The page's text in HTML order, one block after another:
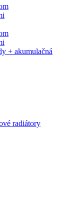
+ akumulačná
radiátory